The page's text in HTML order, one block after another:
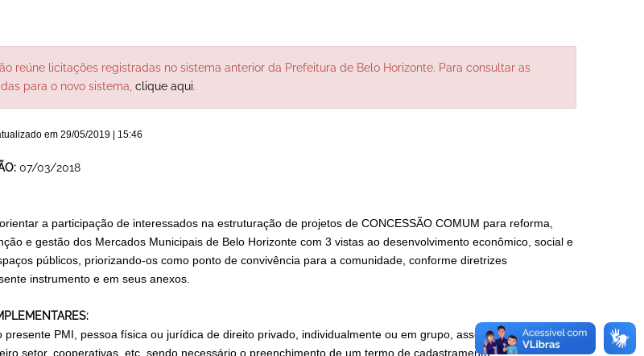
reúne licitações registradas no sistema anterior da Prefeitura de Belo Horizonte. Para consultar as
para o novo sistema, clique aqui.
em 29/05/2019 | 15:46
07/03/2018
a participação de interessados na estruturação de projetos de CONCESSÃO COMUM para reforma,
e gestão dos Mercados Municipais de Belo Horizonte com 3 vistas ao desenvolvimento econômico, social e
públicos, priorizando-os como ponto de convivência para a comunidade, conforme diretrizes
instrumento e em seus anexos.
presente PMI, pessoa física ou jurídica de direito privado, individualmente ou em grupo, associações,
setor, cooperativas, etc, sendo necessário o preenchimento de um termo de cadastramento.